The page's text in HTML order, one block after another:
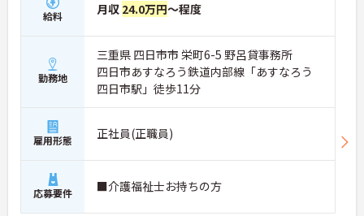
給料 月収 24.0万円～程度
勤務地
三重県 四日市市 栄町6-5 野呂貸事務所
四日市あすなろう鉄道内部線「あすなろう
四日市駅」徒歩11分
雇用形態 正社員(正職員)
応募要件 ■介護福祉士お持ちの方